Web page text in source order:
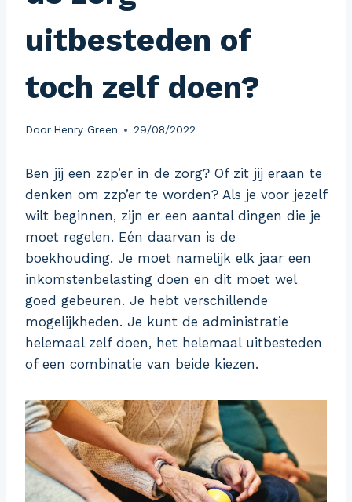
uitbesteden of
toch zelf doen?
Door Henry Green 29/08/2022
Ben jij een zzp’er in de zorg? Of zit jij eraan te
denken om zzp’er te worden? Als je voor jezelf
wilt beginnen, zijn er een aantal dingen die je
moet regelen. Eén daarvan is de
boekhouding. Je moet namelijk elk jaar een
inkomstenbelasting doen en dit moet wel
goed gebeuren. Je hebt verschillende
mogelijkheden. Je kunt de administratie
helemaal zelf doen, het helemaal uitbesteden
of een combinatie van beide kiezen.